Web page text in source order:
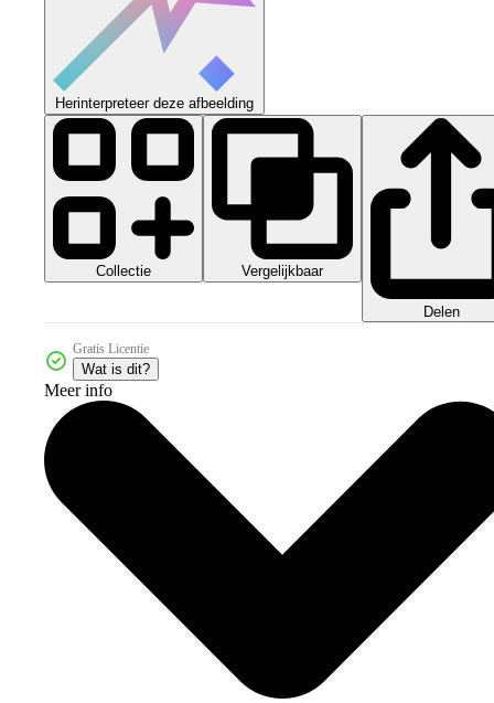
Herinterpreteer deze afbeelding
Collectie Vergelijkbaar
Delen
Gratis Licentie
Wat is dit?
Meer info